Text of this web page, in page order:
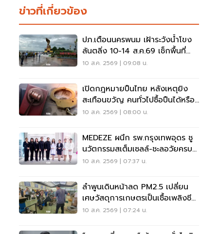
ข่าวที่เกี่ยวข้อง
ปภ.เตือนนครพนม เฝ้าระวังน้ำโขง
ล้นตลิ่ง 10-14 ส.ค.69 เช็กพื้นที่
เสี่ยงด่วน
10 ส.ค. 2569 | 09:08 น.
เปิดกฎหมายปืนไทย หลังเหตุยิง
สะเทือนขวัญ คนทั่วไปซื้อปืนได้หรือ
ไม่?
10 ส.ค. 2569 | 08:00 น.
MEDEZE ผนึก รพ.กรุงเทพอุดร ชู
นวัตกรรมสเต็มเซลล์-ชะลอวัยครบ
วงจร
10 ส.ค. 2569 | 07:37 น.
ลำพูนเดินหน้าลด PM2.5 เปลี่ยน
เศษวัสดุการเกษตรเป็นเชื้อเพลิงชีว
มวล
10 ส.ค. 2569 | 07:24 น.